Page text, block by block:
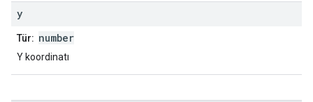
y
Tür: number
Y koordinatı